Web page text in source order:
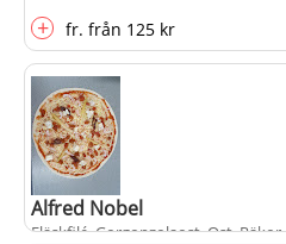
+ fr. från 125 kr
Alfred Nobel
Fläskfilé, Gorgonzolaost, Ost,